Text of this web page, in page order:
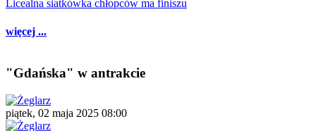
Licealna siatkówka chłopców ma finiszu
więcej ...
"Gdańska" w antrakcie
piątek, 02 maja 2025 08:00